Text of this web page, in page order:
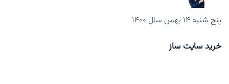
پنج شنبه ۱۴ بهمن سال ۱۴۰۰
خرید سایت ساز